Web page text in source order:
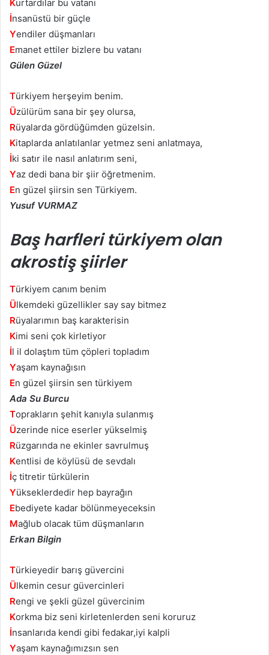
Kurtardılar bu vatanı
İnsanüstü bir güçle
Yendiler düşmanları
Emanet ettiler bizlere bu vatanı
Gülen Güzel
Türkiyem herşeyim benim.
Üzülürüm sana bir şey olursa,
Rüyalarda gördüğümden güzelsin.
Kitaplarda anlatılanlar yetmez seni anlatmaya,
İki satır ile nasıl anlatırım seni,
Yaz dedi bana bir şiir öğretmenim.
En güzel şiirsin sen Türkiyem.
Yusuf VURMAZ
Baş harfleri türkiyem olan
akrostiş şiirler
Türkiyem canım benim
Ülkemdeki güzellikler say say bitmez
Rüyalarımın baş karakterisin
Kimi seni çok kirletiyor
İl il dolaştım tüm çöpleri topladım
Yaşam kaynağısın
En güzel şiirsin sen türkiyem
Ada Su Burcu
Toprakların şehit kanıyla sulanmış
Üzerinde nice eserler yükselmiş
Rüzgarında ne ekinler savrulmuş
Kentlisi de köylüsü de sevdalı
İç titretir türkülerin
Yükseklerdedir hep bayrağın
Ebediyete kadar bölünmeyeceksin
Mağlub olacak tüm düşmanların
Erkan Bilgin
Türkieyedir barış güvercini
Ülkemin cesur güvercinleri
Rengi ve şekli güzel güvercinim
Korkma biz seni kirletenlerden seni koruruz
İnsanlarıda kendi gibi fedakar,iyi kalpli
Yaşam kaynağımızsın sen